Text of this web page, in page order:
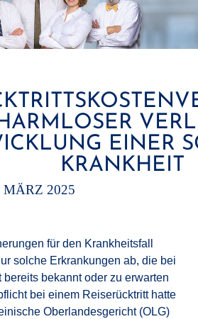
EINER
KRANKHEIT
MÄRZ 2025
für den Krankheitsfall
solche Erkrankungen ab, die bei
bekannt oder zu erwarten
bei einem Reiserücktritt hatte
Oberlandesgericht (OLG)